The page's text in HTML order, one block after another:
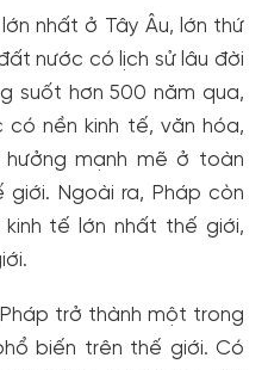
nhất ở Tây Âu, lớn thứ
nước có lịch sử lâu đời
suốt hơn 500 năm qua,
nền kinh tế, văn hóa,
mạnh mẽ ở toàn
Ngoài ra, Pháp còn
tế lớn nhất thế giới,
trở thành một trong
biến trên thế giới. Có